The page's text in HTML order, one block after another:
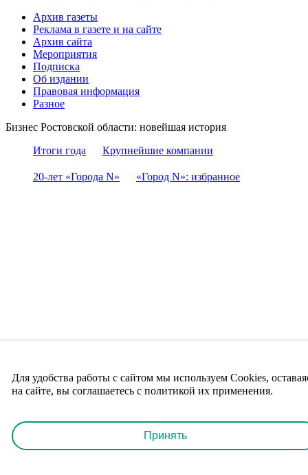
Архив газеты
Реклама в газете и на сайте
Архив сайта
Мероприятия
Подписка
Об издании
Правовая информация
Разное
Бизнес Ростовской области: новейшая история
Итоги года
Крупнейшие компании
20-лет «Города N» «Город N»: избранное
Для удобства работы с сайтом мы используем Cookies,
на сайте, вы соглашаетесь с политикой их применения.
Принять